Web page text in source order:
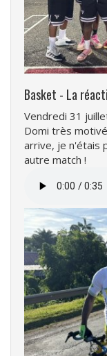
Basket - La
Vendredi 31
Domi très
arrive, je n'étais
autre match !
audio